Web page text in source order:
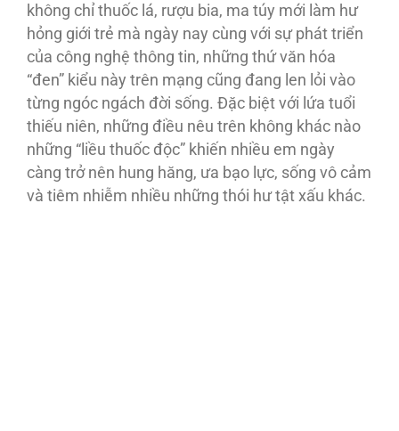
không chỉ thuốc lá, rượu bia, ma túy mới làm hư
hỏng giới trẻ mà ngày nay cùng với sự phát triển
của công nghệ thông tin, những thứ văn hóa
“đen” kiểu này trên mạng cũng đang len lỏi vào
từng ngóc ngách đời sống. Đặc biệt với lứa tuổi
thiếu niên, những điều nêu trên không khác nào
những “liều thuốc độc” khiến nhiều em ngày
càng trở nên hung hăng, ưa bạo lực, sống vô cảm
và tiêm nhiễm nhiều những thói hư tật xấu khác.